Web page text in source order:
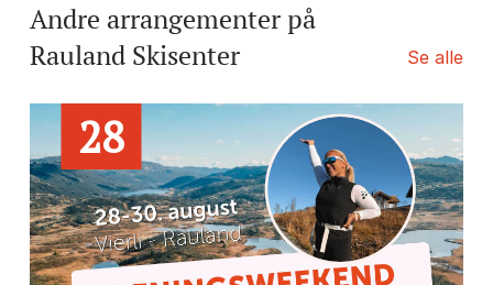
Andre arrangementer på
Rauland Skisenter
Se alle
28